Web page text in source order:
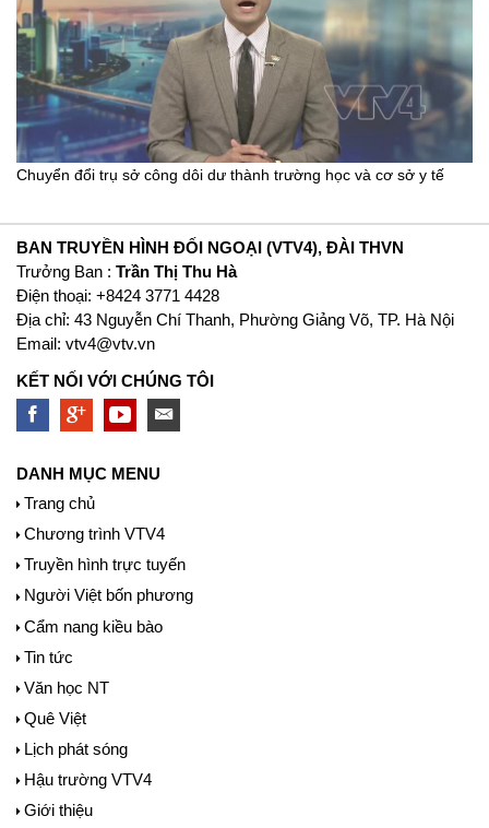
Chuyển đổi trụ sở công dôi dư thành trường học và cơ sở y tế
BAN TRUYỀN HÌNH ĐỐI NGOẠI (VTV4), ĐÀI THVN
Trưởng Ban : Trần Thị Thu Hà
Ðiện thoại: +8424 3771 4428
Địa chỉ: 43 Nguyễn Chí Thanh, Phường Giảng Võ, TP. Hà Nội
Email: vtv4@vtv.vn
KẾT NỐI VỚI CHÚNG TÔI
DANH MỤC MENU
Trang chủ
Chương trình VTV4
Truyền hình trực tuyến
Người Việt bốn phương
Cẩm nang kiều bào
Tin tức
Văn học NT
Quê Việt
Lịch phát sóng
Hậu trường VTV4
Giới thiệu